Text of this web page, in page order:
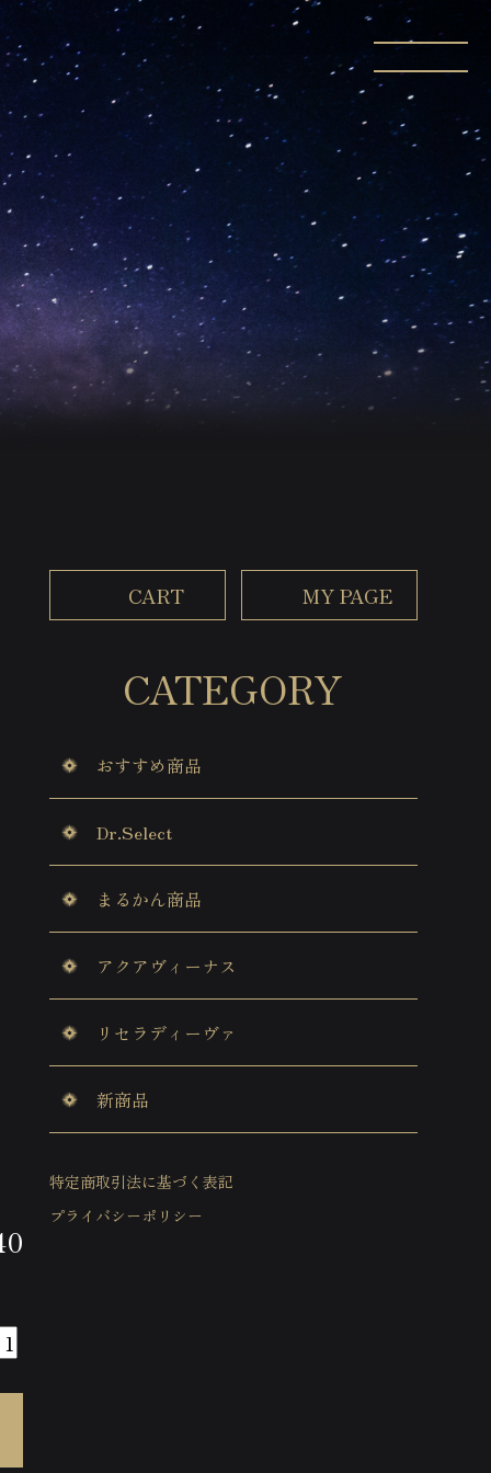
CART MY PAGE
CATEGORY
おすすめ商品
Dr.Select
まるかん商品
アクアヴィーナス
リセラディーヴァ
新商品
特定商取引法に基づく表記
プライバシーポリシー